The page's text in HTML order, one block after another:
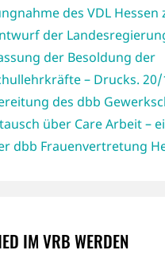
des VDL Hessen
der
der Besoldung der
– Drucks. 20/
des dbb
über Care Arbeit –
dbb Frauenvertretung
IM VRB WERDEN